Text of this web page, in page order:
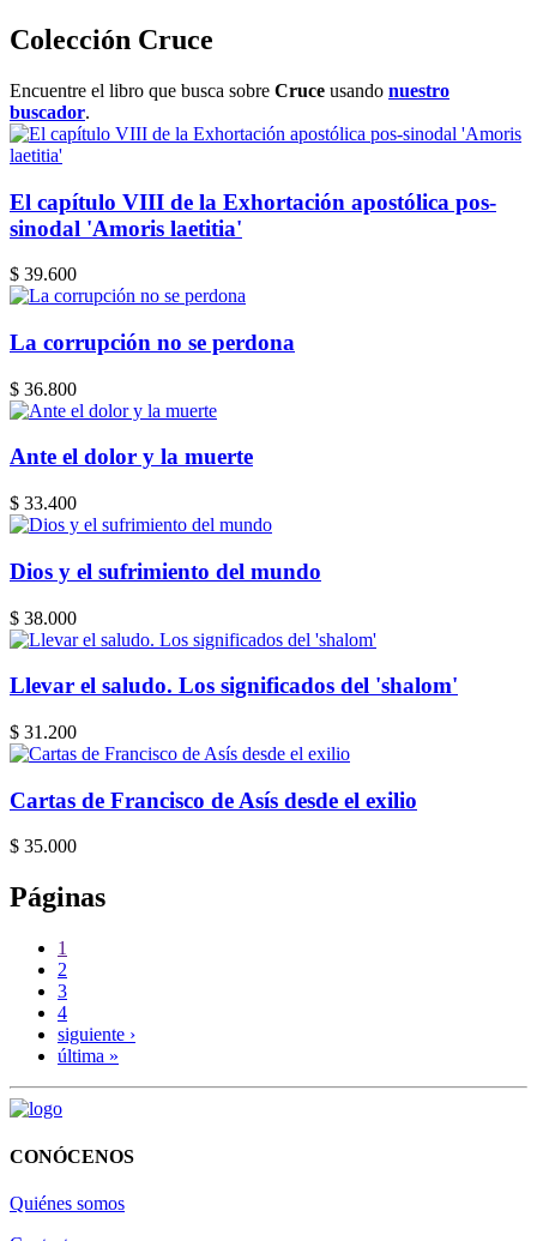
Colección Cruce
Encuentre el libro que busca sobre Cruce usando nuestro
buscador.
El capítulo VIII de la Exhortación apostólica pos-
sinodal 'Amoris laetitia'
$ 39.600
La corrupción no se perdona
$ 36.800
Ante el dolor y la muerte
$ 33.400
Dios y el sufrimiento del mundo
$ 38.000
Llevar el saludo. Los significados del 'shalom'
$ 31.200
Cartas de Francisco de Asís desde el exilio
$ 35.000
Páginas
1
2
3
4
siguiente ›
última »
CONÓCENOS
Quiénes somos